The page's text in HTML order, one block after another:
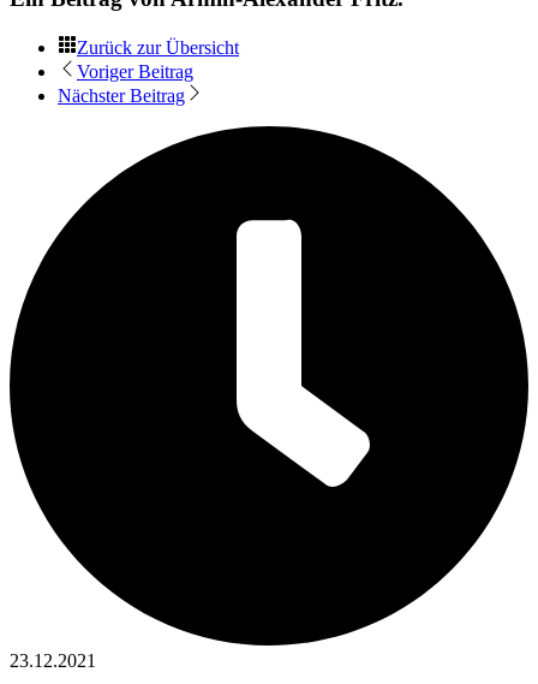
Zurück zur Übersicht
Voriger Beitrag
Nächster Beitrag
23.12.2021